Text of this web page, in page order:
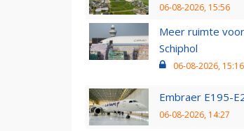
06-08-2026, 15:56
Meer ruimte
Schiphol
06-08-2026, 15:16
Embraer E195-
06-08-2026, 14:27